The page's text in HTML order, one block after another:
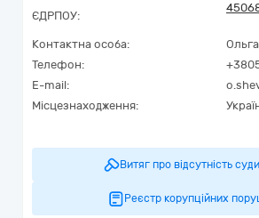
ЄДРПОУ:
Контактна особа:
Телефон:
E-mail:
Місцезнаходження:
Витяг про відсутність
Реєстр корупційних